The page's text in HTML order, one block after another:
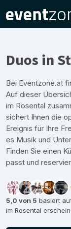
Duos in
Bei Eventzone.at
Auf dieser
im Rosental
sichert Ihnen die
Ereignis für Ihre
es Musik und
Finden Sie einen
passt und
5,0 von 5 basiert
im Rosental